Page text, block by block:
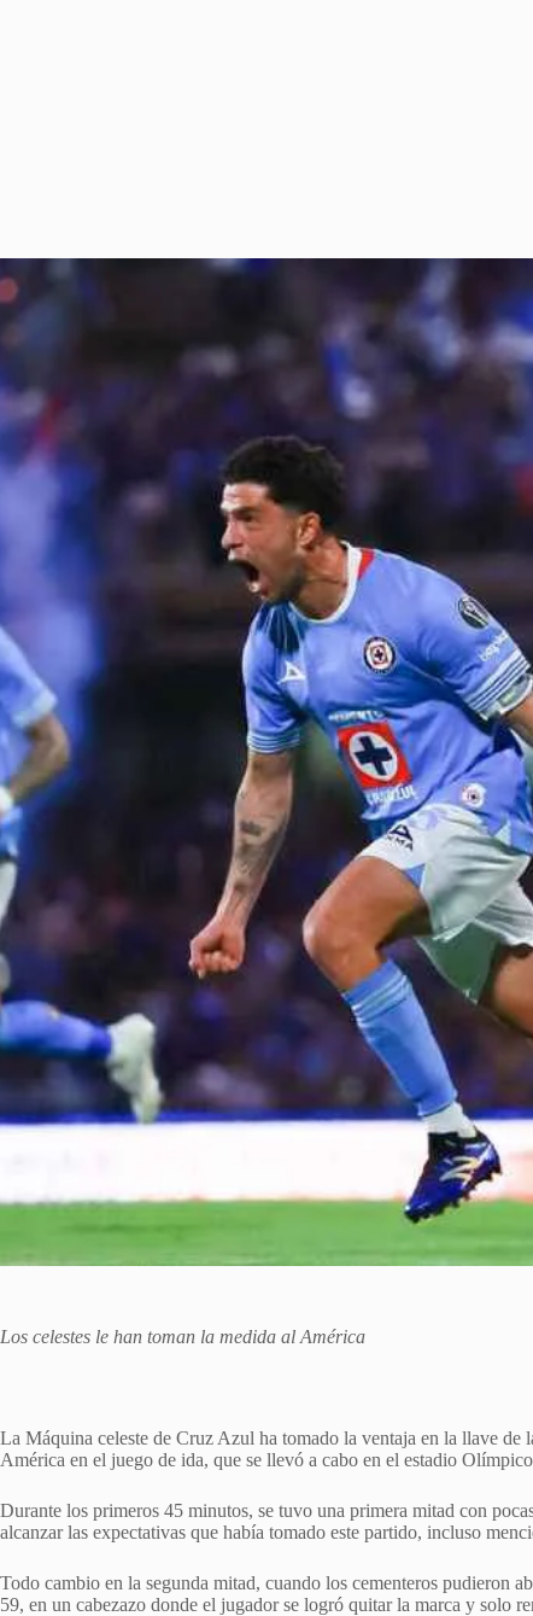
Los celestes le han toman la medida al América
La Máquina celeste de Cruz Azul ha tomado la ventaja en la llave
América en el juego de ida, que se llevó a cabo en el estadio
Durante los primeros 45 minutos, se tuvo una primera mitad con
alcanzar las expectativas que había tomado este partido, incluso
Todo cambio en la segunda mitad, cuando los cementeros pudieron
59, en un cabezazo donde el jugador se logró quitar la marca y solo